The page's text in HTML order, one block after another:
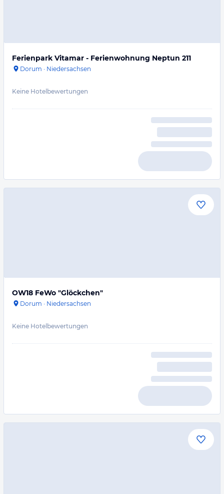
Ferienpark Vitamar - Ferienwohnung Neptun 211
Dorum · Niedersachsen
Keine Hotelbewertungen
OW18 FeWo "Glöckchen"
Dorum · Niedersachsen
Keine Hotelbewertungen